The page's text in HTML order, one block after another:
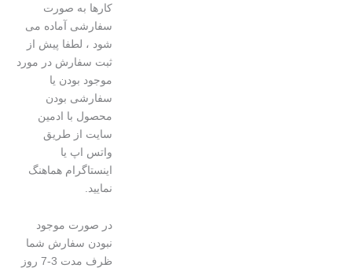
کارها به صورت
سفارشی آماده می
شود ، لطفا پیش از
ثبت سفارش در مورد
موجود بودن یا
سفارشی بودن
محصول با ادمین
سایت از طریق
واتس اپ یا
اینستاگرام هماهنگ
در صورت موجود
نبودن سفارش شما
ظرف مدت 3-7 روز